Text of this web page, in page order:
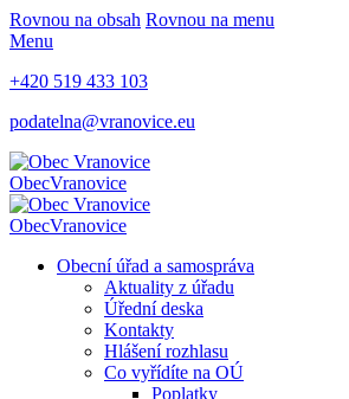
Rovnou na obsah Rovnou na menu
Menu
+420 519 433 103
podatelna@vranovice.eu
ObecVranovice
ObecVranovice
Obecní úřad a samospráva
Aktuality z úřadu
Úřední deska
Kontakty
Hlášení rozhlasu
Co vyřídíte na OÚ
Poplatky